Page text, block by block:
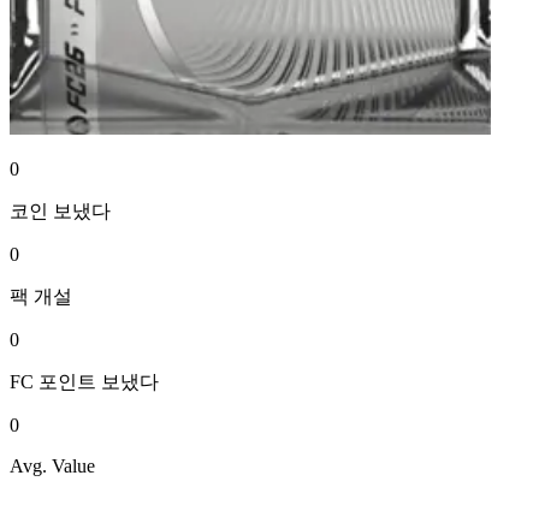
0
코인 보냈다
0
팩 개설
0
FC 포인트 보냈다
0
Avg. Value